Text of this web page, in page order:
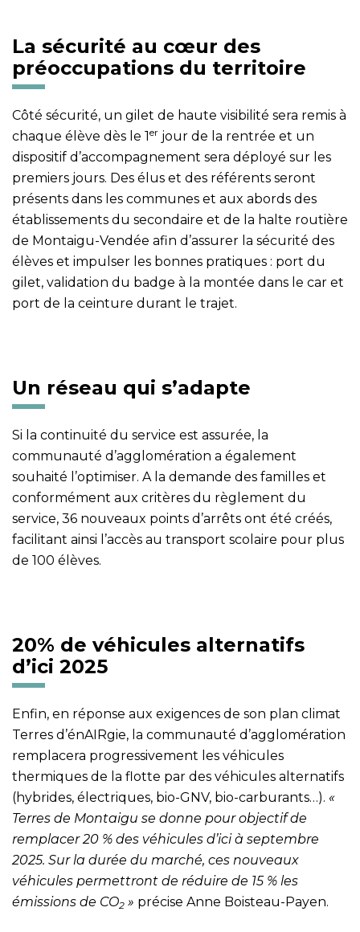
La sécurité au cœur des
préoccupations du territoire
Côté sécurité, un gilet de haute visibilité sera remis à
chaque élève dès le 1 er jour de la rentrée et un
dispositif d’accompagnement sera déployé sur les
premiers jours. Des élus et des référents seront
présents dans les communes et aux abords des
établissements du secondaire et de la halte routière
de Montaigu-Vendée afin d’assurer la sécurité des
élèves et impulser les bonnes pratiques : port du
gilet, validation du badge à la montée dans le car et
port de la ceinture durant le trajet.
Un réseau qui s’adapte
Si la continuité du service est assurée, la
communauté d’agglomération a également
souhaité l’optimiser. A la demande des familles et
conformément aux critères du règlement du
service, 36 nouveaux points d’arrêts ont été créés,
facilitant ainsi l’accès au transport scolaire pour plus
de 100 élèves.
20% de véhicules alternatifs
d’ici 2025
Enfin, en réponse aux exigences de son plan climat
Terres d’énAIRgie, la communauté d’agglomération
remplacera progressivement les véhicules
thermiques de la flotte par des véhicules alternatifs
(hybrides, électriques, bio-GNV, bio-carburants…). «
Terres de Montaigu se donne pour objectif de
remplacer 20 % des véhicules d’ici à septembre
2025. Sur la durée du marché, ces nouveaux
véhicules permettront de réduire de 15 % les
émissions de CO2 » précise Anne Boisteau-Payen.